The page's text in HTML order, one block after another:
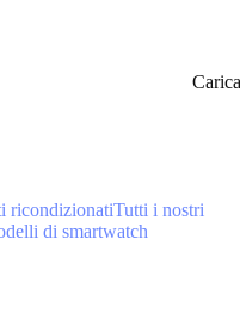
ricondizionatiTutti i nostri
di smartwatch